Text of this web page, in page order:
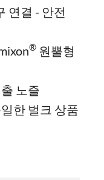
연결 - 안전
® 원뿔형
노즐
한 벌크 상품